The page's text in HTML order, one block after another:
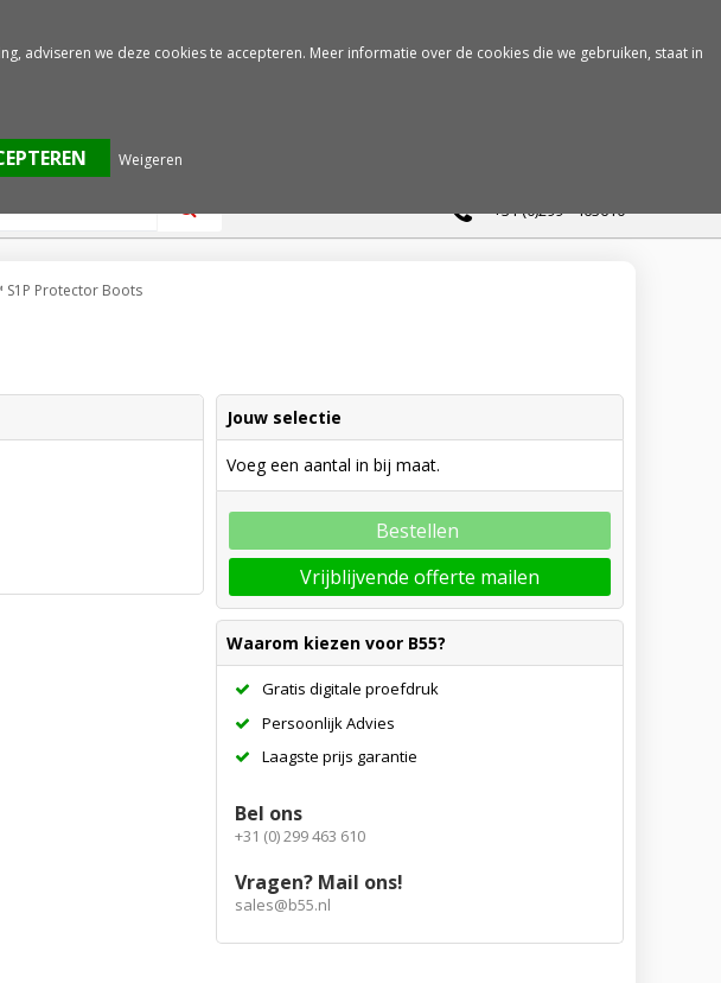
+31 (0)299 - 463610
S1P Protector Boots
Jouw selectie
Voeg een aantal in bij maat.
Bestellen
Vrijblijvende offerte mailen
Waarom kiezen voor B55?
Gratis digitale proefdruk
Persoonlijk Advies
Laagste prijs garantie
Bel ons
+31 (0) 299 463 610
Vragen? Mail ons!
sales@b55.nl
adviseren we deze cookies te accepteren. Meer informatie over de cookies die we gebruiken, staat in
Weigeren